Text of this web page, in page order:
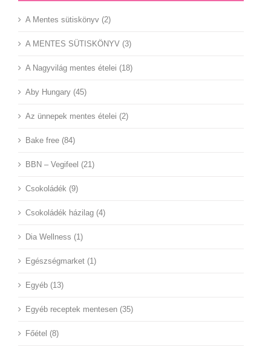
A Mentes sütiskönyv (2)
A MENTES SÜTISKÖNYV (3)
A Nagyvilág mentes ételei (18)
Aby Hungary (45)
Az ünnepek mentes ételei (2)
Bake free (84)
BBN – Vegifeel (21)
Csokoládék (9)
Csokoládék házilag (4)
Dia Wellness (1)
Egészségmarket (1)
Egyéb (13)
Egyéb receptek mentesen (35)
Főétel (8)